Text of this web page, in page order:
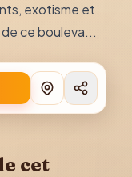
exotisme et
ce bouleva...
cet